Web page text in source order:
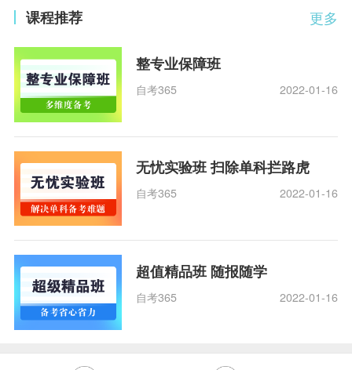
更多
课程推荐
整专业保障班
自考365 2022-01-16
无忧实验班 扫除单科拦路虎
自考365 2022-01-16
超值精品班 随报随学
自考365 2022-01-16